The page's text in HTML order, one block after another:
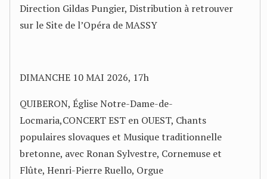
Direction Gildas Pungier, Distribution à retrouver
sur le Site de l’Opéra de MASSY
DIMANCHE 10 MAI 2026, 17h
QUIBERON, Église Notre-Dame-de-
Locmaria,CONCERT EST en OUEST, Chants
populaires slovaques et Musique traditionnelle
bretonne, avec Ronan Sylvestre, Cornemuse et
Flûte, Henri-Pierre Ruello, Orgue